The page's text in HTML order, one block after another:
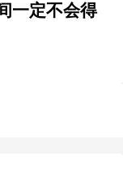
一定不会得